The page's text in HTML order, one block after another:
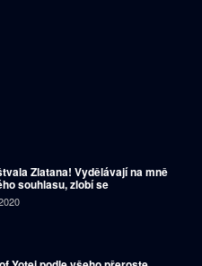
Zlatana! Vydělávají na mně
souhlasu, zlobí se